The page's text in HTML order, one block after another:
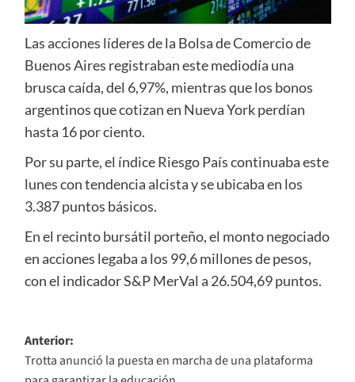
Las acciones líderes de la Bolsa de Comercio de
Buenos Aires registraban este mediodía una
brusca caída, del 6,97%, mientras que los bonos
argentinos que cotizan en Nueva York perdían
hasta 16 por ciento.
Por su parte, el índice Riesgo País continuaba este
lunes con tendencia alcista y se ubicaba en los
3.387 puntos básicos.
En el recinto bursátil porteño, el monto negociado
en acciones legaba a los 99,6 millones de pesos,
con el indicador S&P MerVal a 26.504,69 puntos.
Navegación
de
Anterior:
Trotta anunció la puesta en marcha de una plataforma